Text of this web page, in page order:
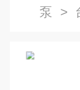
泵 >